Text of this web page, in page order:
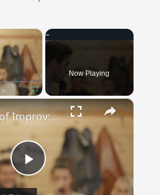
×
is loading.
Now Playing
×
Play
The Art of Improv: How Comedians Create On-the-Spot Laughter